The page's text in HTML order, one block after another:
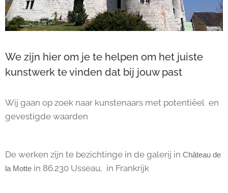
We zijn hier om je te helpen om het juiste
kunstwerk te vinden dat bij jouw past
Wij gaan op zoek naar kunstenaars met potentiëel en
gevestigde waarden
De werken zijn te bezichtinge in de galerij in Château de
la Motte in 86.230 Usseau, in Frankrijk